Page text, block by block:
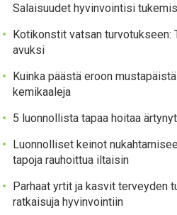
Salaisuudet hyvinvointisi
Kotikonstit vatsan turvotukseen:
avuksi
Kuinka päästä eroon
kemikaaleja
5 luonnollista tapaa hoitaa
Luonnolliset keinot
tapoja rauhoittua iltaisin
Parhaat yrtit ja kasvit terveyden
ratkaisuja hyvinvointiin